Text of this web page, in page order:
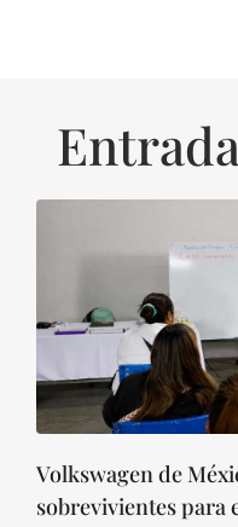
Volkswagen de
sobrevivientes para